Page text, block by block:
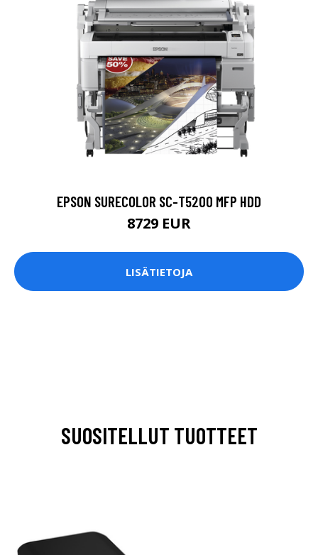
EPSON SURECOLOR SC-T5200 MFP HDD
8729 EUR
LISÄTIETOJA
SUOSITELLUT TUOTTEET